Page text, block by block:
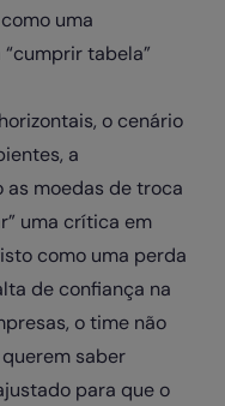
uma
tabela”
o cenário
a
moedas de troca
uma crítica em
como uma perda
de confiança na
o time não
saber
para que o